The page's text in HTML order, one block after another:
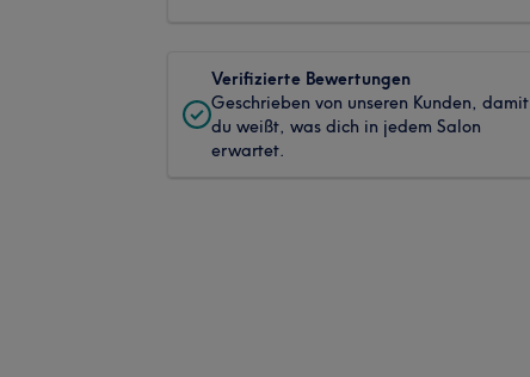
Verifizierte Bewertungen
Geschrieben von unseren Kunden, damit
du weißt, was dich in jedem Salon
erwartet.